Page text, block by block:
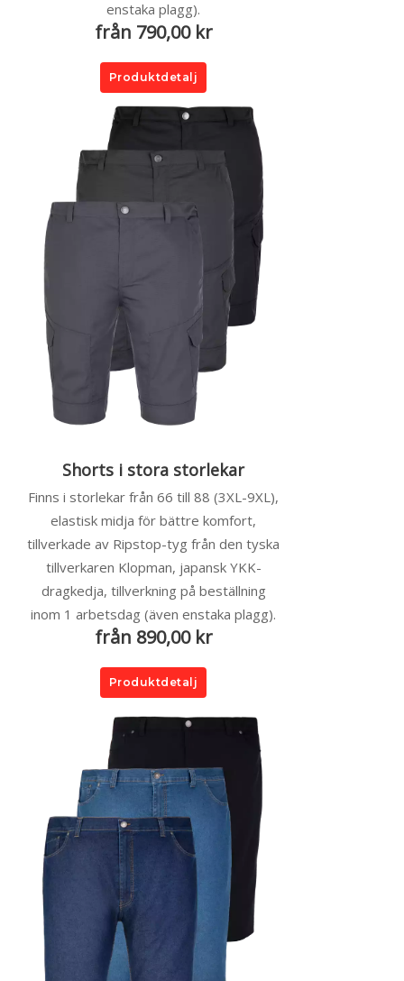
enstaka plagg).
från 790,00 kr
Produktdetalj
Shorts i stora storlekar
Finns i storlekar från 66 till 88 (3XL-9XL),
elastisk midja för bättre komfort,
tillverkade av Ripstop-tyg från den tyska
tillverkaren Klopman, japansk YKK-
dragkedja, tillverkning på beställning
inom 1 arbetsdag (även enstaka plagg).
från 890,00 kr
Produktdetalj